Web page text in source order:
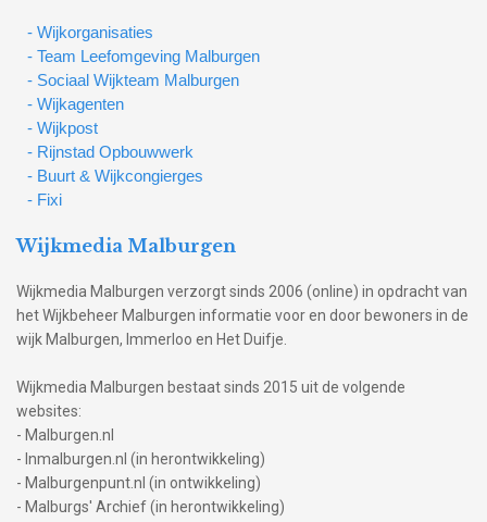
- Wijkorganisaties
- Team Leefomgeving Malburgen
- Sociaal Wijkteam Malburgen
- Wijkagenten
- Wijkpost
- Rijnstad Opbouwwerk
- Buurt & Wijkcongierges
- Fixi
Wijkmedia Malburgen
Wijkmedia Malburgen verzorgt sinds 2006 (online) in opdracht van
het Wijkbeheer Malburgen informatie voor en door bewoners in de
wijk Malburgen, Immerloo en Het Duifje.
Wijkmedia Malburgen bestaat sinds 2015 uit de volgende
websites:
- Malburgen.nl
- Inmalburgen.nl (in herontwikkeling)
- Malburgenpunt.nl (in ontwikkeling)
- Malburgs' Archief (in herontwikkeling)